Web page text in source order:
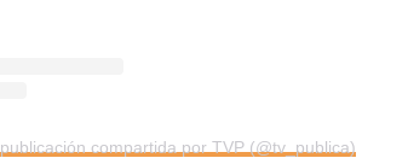
compartida por TVP (@tv_publica)